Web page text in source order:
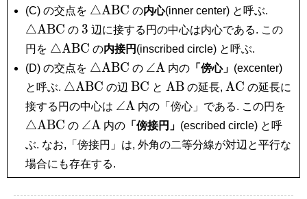
(C) の交点を \triangle\mathrm{ABC}
△ABC の内心(inner center) と呼ぶ.
△ABC の 3
3 辺に接する円の中心は内心である. この
円を \triangle\mathrm{ABC}
△ABC の内接円 (inscribed circle) と呼ぶ.
(D) の交点を \triangle\mathrm{ABC}
△ABC の \angle\mathrm
A
∠A 内の 「傍心」 (excenter)
と呼ぶ. \triangle\mathrm{ABC}
△ABC の辺 \mathrm{BC}
BC と \mathrm{AB}
AB の延長, AC の延長に
接する円の中心は \angle\mathrm
A
∠A 内の「傍心」である. この円を
△ABC の \angle\mathrm
A
∠A 内の 「傍接円」 (escribed circle) と呼
ぶ. なお,「傍接円」は, 外角の二等分線が対辺と平行な
場合にも存在する.